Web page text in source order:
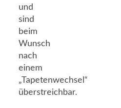
und
sind
beim
Wunsch
nach
einem
„Tapetenwechsel“
überstreichbar.